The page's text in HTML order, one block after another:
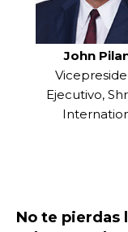
John
Ejecutivo,
No te pierdas